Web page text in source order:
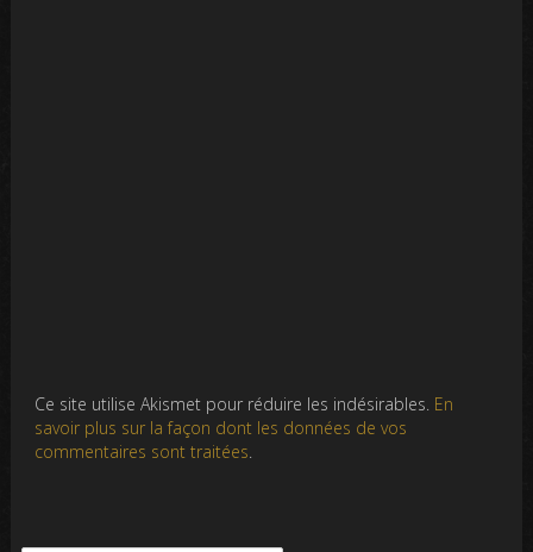
Ce site utilise Akismet pour réduire les indésirables. En
savoir plus sur la façon dont les données de vos
commentaires sont traitées.